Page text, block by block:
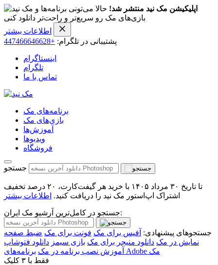
اپلیکیشن مک نید منتشر شد! حالا می‌تونی برنامه‌ها و
بازی‌های مک رو سریع‌تر و راحت‌تر دانلود کنی
اطلاعات بیشتر
پشتیبانی در تلگرام: +447466646628
اینستاگرام
تلگرام
تماس با ما
برنامه‌های مک
بازی‌های مک
آموزش‌ها
ویدیو‌ها
فروشگاه
جستجو
تا تاریخ ۳۰ مرداد ۱۴۰۵ با خرید هر گیفت‌کارت، ۲۰ درصد تخفیف
اشتراک اپ‌استور مک نید را دریافت کنید. اطلاعات بیشتر
جستجو در کامل‌ترین آرشیو مک ایران:
جستجوهای پیشنهادی: آفیس برای مک فونت برای مک ضبط صفحه
نمایش در مک دانلود منیجر برای مک بازی سیمز دانلود فتوشاپ
آموزش نصب برنامه در مک
برنامه‌های Adobe مک
فقط با ۳ کلیک